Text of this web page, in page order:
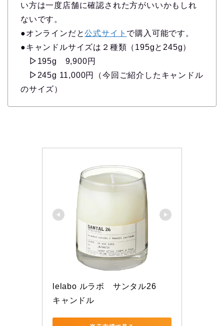
い方は一度店舗に確認された方がいいかもしれ
ないです。
●オンラインだと公式サイト で購入可能です。
●キャンドルサイズは２種類（195gと245g）
▷ 195g 9,900円
▷ 245g 11,000円（今回ご紹介したキャンドル
のサイズ）
lelabo ルラボ　サンタル26
キャンドル